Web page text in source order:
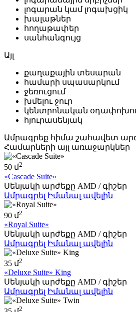
լոգարան կամ լոգախցիկ
խալաթներ
հողաթափեր
սանհանգույց
Այլ
քաղաքային տեսարան
համարի սպասարկում
ջեռուցում
խմելու ջուր
կենտրոնական
հյուրասենյակ
Ամրագրեք հիմա շահավետ
Համարների այլ առաջարկներ
50 մ2
«Cascade Suite»
Սենյակի արժեքը AMD / գիշեր
Ամրագրել Իմանալ ավելին
90 մ2
«Royal Suite»
Սենյակի արժեքը AMD / գիշեր
Ամրագրել Իմանալ ավելին
35 մ2
«Deluxe Suite» King
Սենյակի արժեքը AMD / գիշեր
Ամրագրել Իմանալ ավելին
2